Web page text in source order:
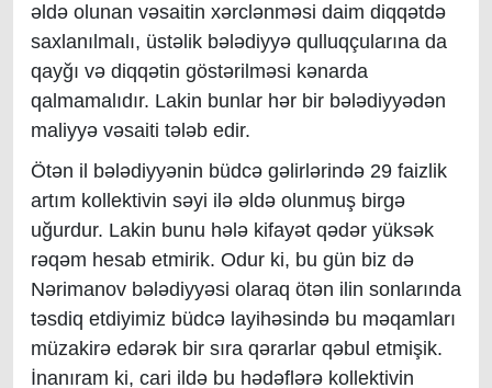
əldə olunan vəsaitin xərclənməsi daim diqqətdə
saxlanılmalı, üstəlik bələdiyyə qulluqçularına da
qayğı və diqqətin göstərilməsi kənarda
qalmamalıdır. Lakin bunlar hər bir bələdiyyədən
maliyyə vəsaiti tələb edir.
Ötən il bələdiyyənin büdcə gəlirlərində 29 faizlik
artım kollektivin səyi ilə əldə olunmuş birgə
uğurdur. Lakin bunu hələ kifayət qədər yüksək
rəqəm hesab etmirik. Odur ki, bu gün biz də
Nərimanov bələdiyyəsi olaraq ötən ilin sonlarında
təsdiq etdiyimiz büdcə layihəsində bu məqamları
müzakirə edərək bir sıra qərarlar qəbul etmişik.
İnanıram ki, cari ildə bu hədəflərə kollektivin